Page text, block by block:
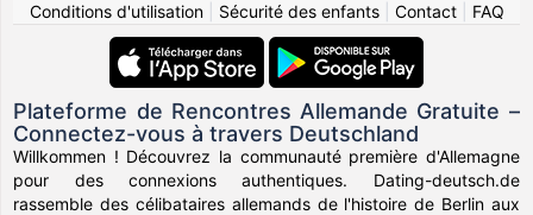
Conditions d'utilisation| Sécurité des enfants| Contact| FAQ
Plateforme de Rencontres Allemande Gratuite –
Connectez-vous à travers Deutschland
Willkommen ! Découvrez la communauté première d'Allemagne
pour des connexions authentiques. Dating-deutsch.de
rassemble des célibataires allemands de l'histoire de Berlin aux